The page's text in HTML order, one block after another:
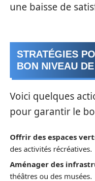
une baisse de
STRATÉGIES
BON NIVEAU
Voici quelques
pour garantir le
Offrir des espaces
des activités récréatives.
Aménager des
théâtres ou des musées.